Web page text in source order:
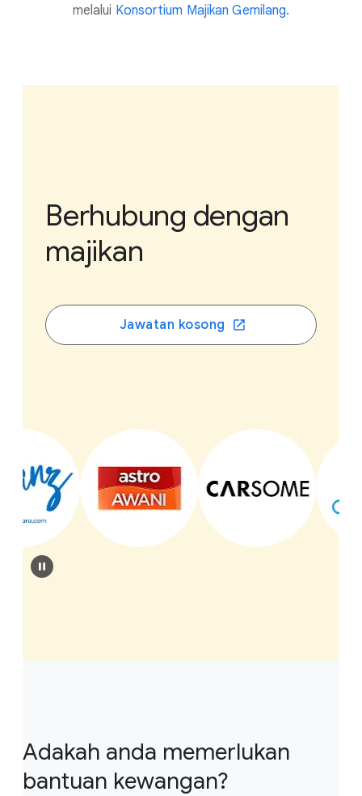
melalui Konsortium Majikan Gemilang.
Berhubung dengan
majikan
Jawatan kosong
Adakah anda memerlukan
bantuan kewangan?